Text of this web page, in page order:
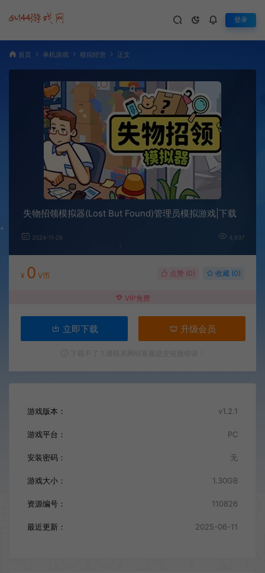
登录
首页 单机游戏 模拟经营 正文
失物招领模拟器(Lost But Found)管理员模拟游戏|下载
2024-11-26 4,937
¥ 0 V币 点赞 (0) 收藏 (0)
VIP免费
立即下载 升级会员
游戏版本： v1.2.1
游戏平台： PC
安装密码： 无
游戏大小： 1.30GB
资源编号： 110826
最近更新： 2025-06-11